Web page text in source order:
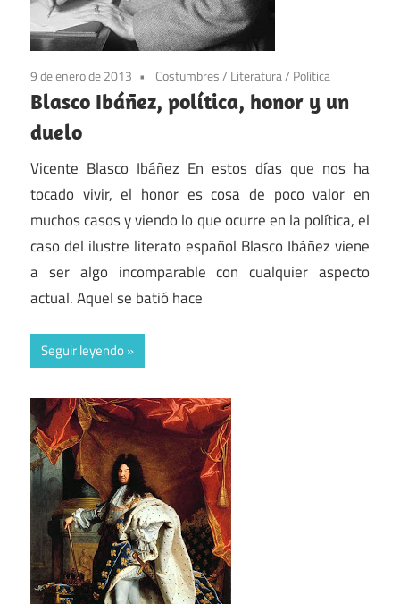
9 de enero de 2013 Costumbres/ Literatura/ Política
Blasco Ibáñez, política, honor y un
duelo
Vicente Blasco Ibáñez En estos días que nos ha
tocado vivir, el honor es cosa de poco valor en
muchos casos y viendo lo que ocurre en la política, el
caso del ilustre literato español Blasco Ibáñez viene
a ser algo incomparable con cualquier aspecto
actual. Aquel se batió hace
Seguir leyendo